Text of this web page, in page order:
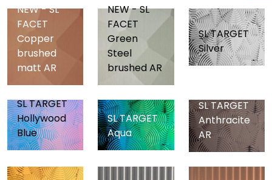
NEW - SL
FACET
Copper
brushed
matt AR
NEW - SL
FACET
Green
Steel
brushed AR
SL TARGET
Silver
SL TARGET
Hollywood
Blue
SL TARGET
Aqua
SL TARGET
Anthracite
AR